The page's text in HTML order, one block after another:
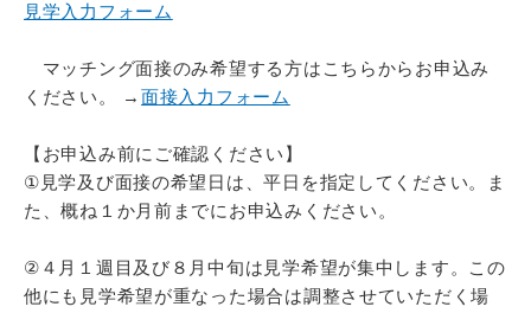
見学入力フォーム
マッチング面接のみ希望する方はこちらからお申込み
ください。 →面接入力フォーム
【お申込み前にご確認ください】
①見学及び面接の希望日は、平日を指定してください。ま
た、概ね１か月前までにお申込みください。
②４月１週目及び８月中旬は見学希望が集中します。この
他にも見学希望が重なった場合は調整させていただく場